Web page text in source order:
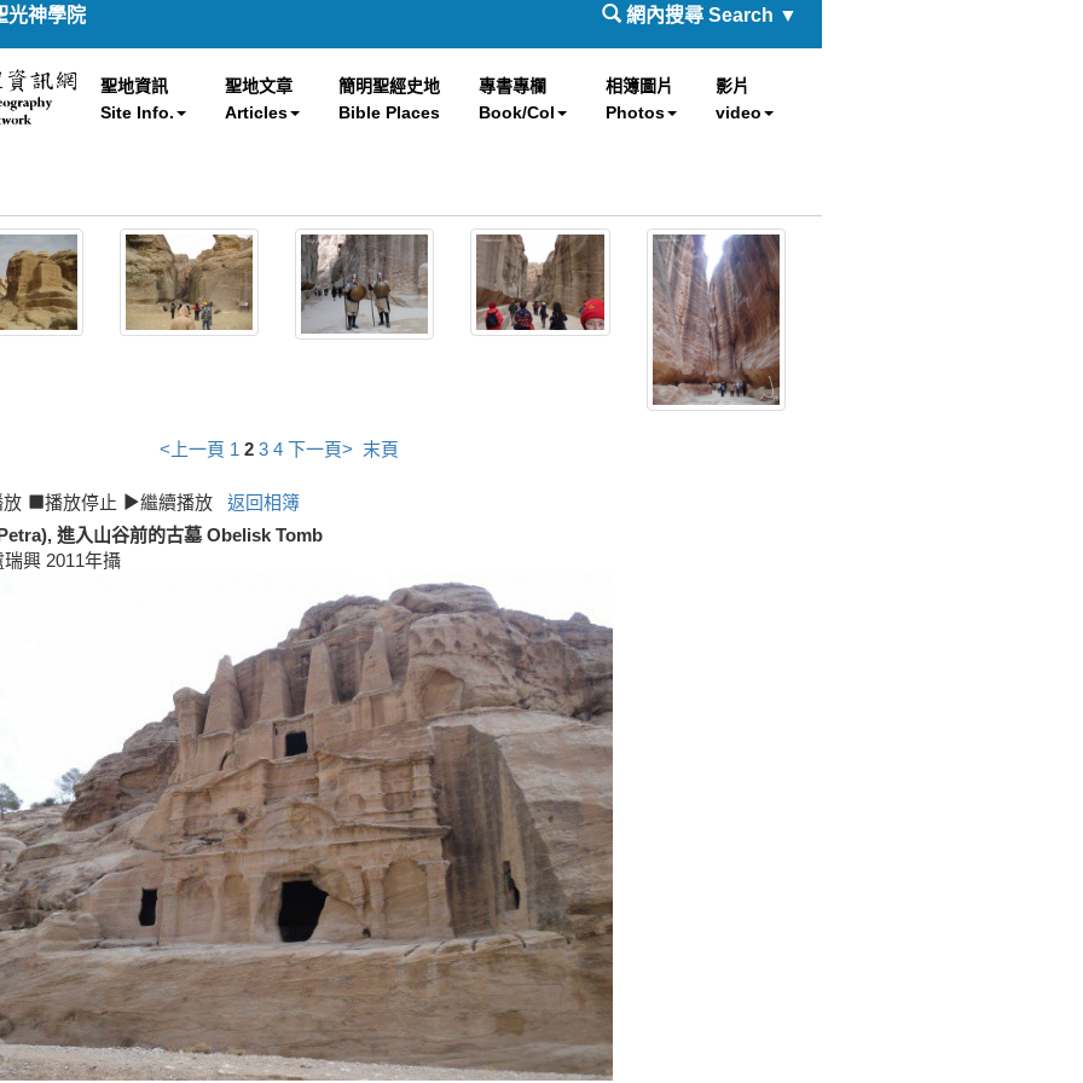
光神學院 網內搜尋 Search ▼
聖地資訊
Site Info.
聖地文章
Articles
簡明聖經史地
Bible Places
專書專欄
Book/Col
相簿圖片
Photos
影片
video
<上一頁 1 2 3 4 下一頁> 末頁
放 播放停止 繼續播放
返回相簿
進入山谷前的古墓 Obelisk Tomb
興 2011年攝